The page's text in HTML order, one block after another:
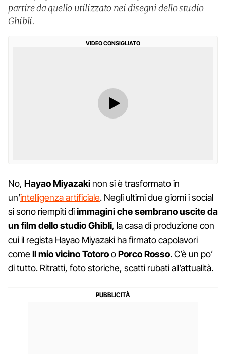
partire da quello utilizzato nei disegni dello studio
Ghibli.
VIDEO CONSIGLIATO
No, Hayao Miyazaki non si è trasformato in
un’intelligenza artificiale. Negli ultimi due giorni i social
si sono riempiti diimmagini che sembrano uscite da
un film dello studio Ghibli, la casa di produzione con
cui il regista Hayao Miyazaki ha firmato capolavori
comeIl mio vicino TotorooPorco Rosso. C’è un po’
di tutto. Ritratti, foto storiche, scatti rubati all’attualità.